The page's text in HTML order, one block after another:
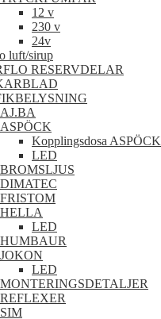
12 v
230 v
24v
luft/sirup
RESERVDELAR
AJ.BA
ASPÖCK
Kopplingsdosa ASPÖCK
LED
BROMSLJUS
DIMATEC
FRISTOM
HELLA
LED
HUMBAUR
JOKON
LED
MONTERINGSDETALJER
REFLEXER
SIM